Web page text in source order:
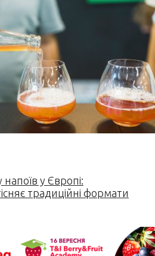
у Європі:
традиційні формати